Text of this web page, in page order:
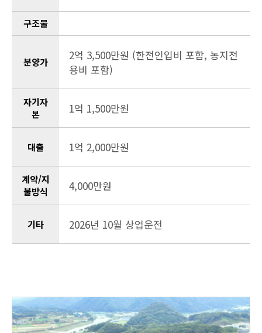
구조물
분양가
2억 3,500만원 (한전인입비 포함, 농지전
용비 포함)
자기자
본
1억 1,500만원
대출 1억 2,000만원
계약/지
불방식
4,000만원
기타 2026년 10월 상업운전